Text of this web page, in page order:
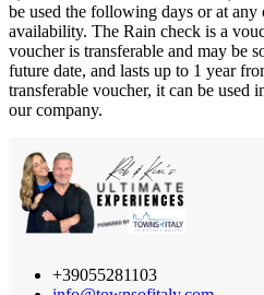
be used the following days or at any
availability. The Rain check is a
voucher is transferable and may be
future date, and lasts up to 1 year
transferable voucher, it can be used
our company.
+39055281103